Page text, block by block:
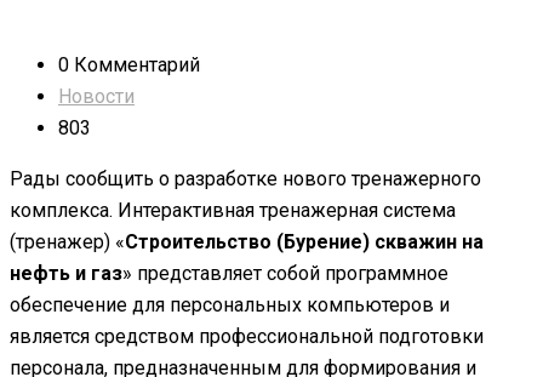
0 Комментарий
Новости
803
Рады сообщить о разработке нового тренажерного
комплекса. Интерактивная тренажерная система
(тренажер) «Строительство (Бурение) скважин на
нефть и газ» представляет собой программное
обеспечение для персональных компьютеров и
является средством профессиональной подготовки
персонала, предназначенным для формирования и